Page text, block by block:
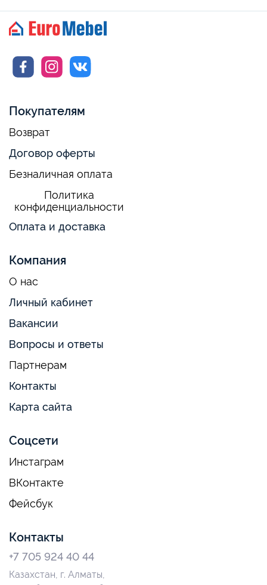
Покупателям
Возврат
Договор оферты
Безналичная оплата
Политика
конфиденциальности
Оплата и доставка
Компания
О нас
Личный кабинет
Вакансии
Вопросы и ответы
Партнерам
Контакты
Карта сайта
Соцсети
Инстаграм
ВКонтакте
Фейсбук
Контакты
+7 705 924 40 44
Казахстан, г. Алматы,